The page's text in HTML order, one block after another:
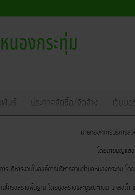
พันธ์ ประกาศจัดซื้อ/จัดจ้าง เว็บบ
นายกองค์การบริหารส่
โดยนายบุญแส
รงานในองค์การบริหารส่วนตำบลหนองกระทุ่ม โด
นฐาน โดยมุ่งสร้างและบูรณะถนน แหล่งน้ำ และส